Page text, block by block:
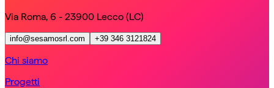
Via Roma, 6 - 23900 Lecco (LC)
info@sesamosrl.com +39 346 3121824
Chi siamo
Progetti